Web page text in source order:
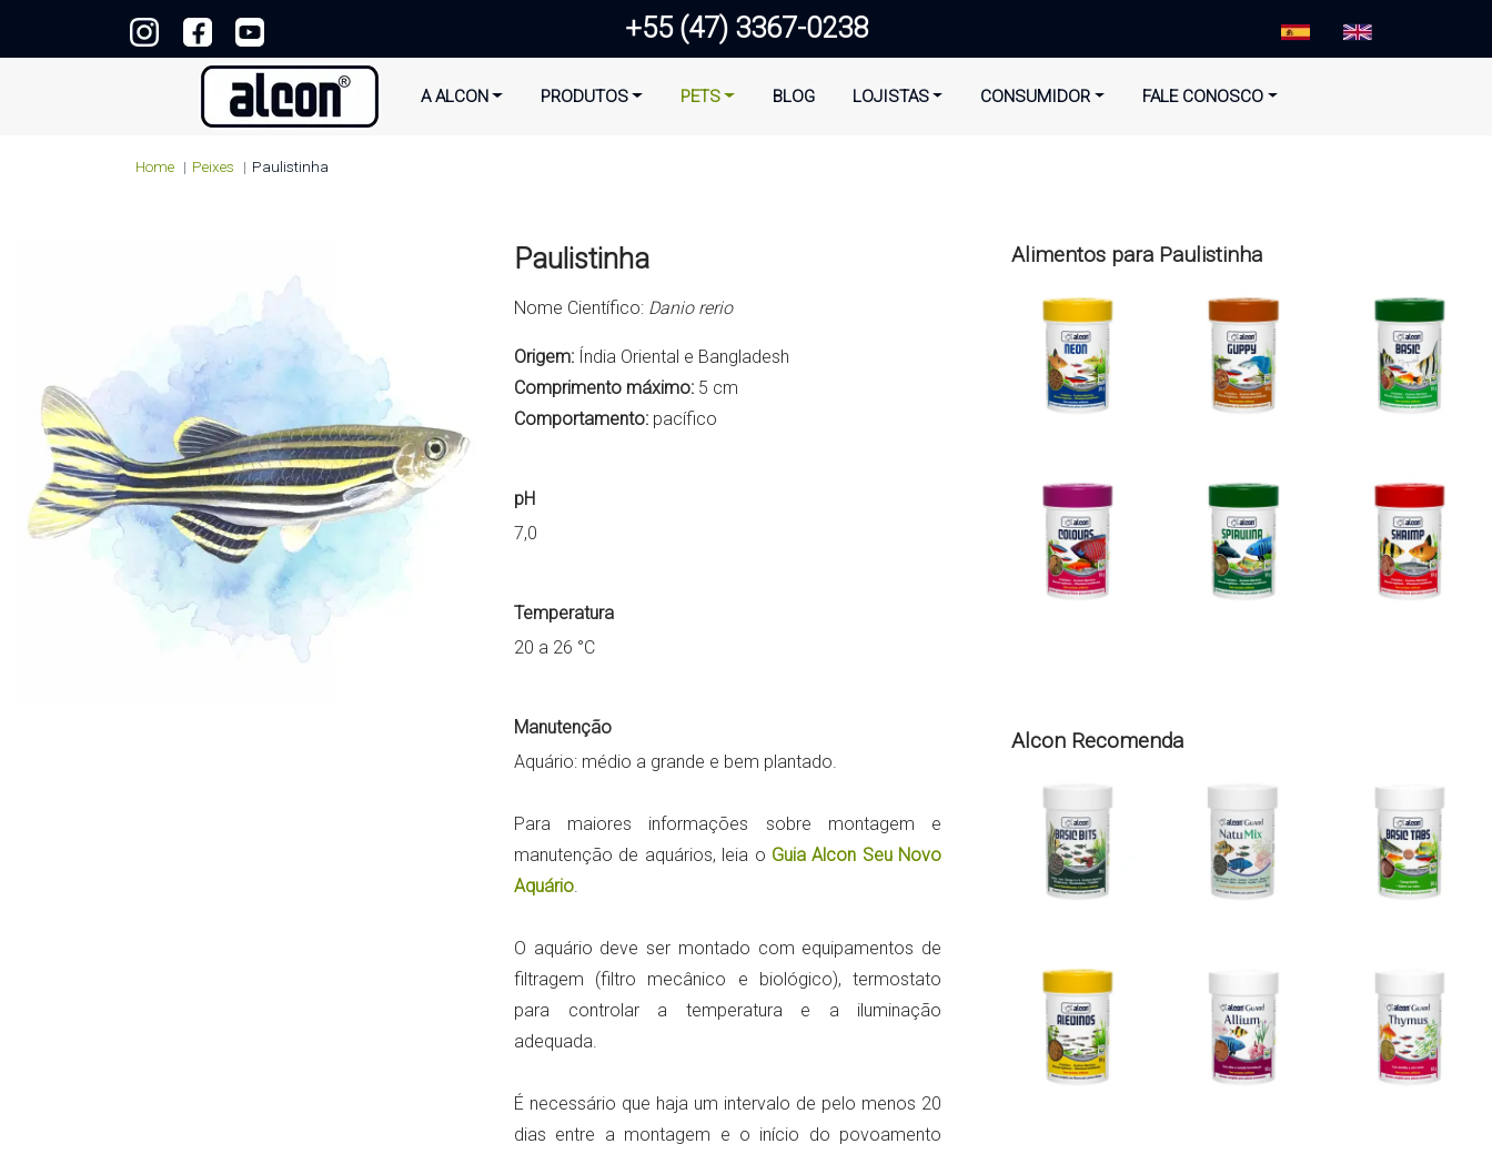
+55 (47) 3367-0238
A ALCON PRODUTOS PETS BLOG LOJISTAS CONSUMIDOR FALE CONOSCO
Home Peixes Paulistinha
Paulistinha
Nome Científico: Danio rerio
Origem: Índia Oriental e Bangladesh
Comprimento máximo: 5 cm
Comportamento: pacífico
pH
7,0
Temperatura
20 a 26 °C
Manutenção
Aquário: médio a grande e bem plantado.
Para maiores informações sobre montagem e
manutenção de aquários, leia o Guia Alcon Seu Novo
Aquário.
O aquário deve ser montado com equipamentos de
filtragem (filtro mecânico e biológico), termostato
para controlar a temperatura e a iluminação
adequada.
É necessário que haja um intervalo de pelo menos 20
dias entre a montagem e o início do povoamento
Alimentos para Paulistinha
Alcon Recomenda